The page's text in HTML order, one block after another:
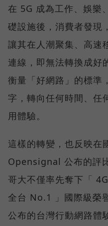
在 5G 成為工作、娛樂
礎設施後，消費者發現
讓其在人潮聚集、高速
連線，即無法轉換成好
衡量「好網路」的標準
字，轉向任何時間、任
用體驗。
這樣的轉變，也反映在
Opensignal 公布的評
哥大不僅率先奪下「
全台 No.1 」國際級榮
公布的台灣行動網路體